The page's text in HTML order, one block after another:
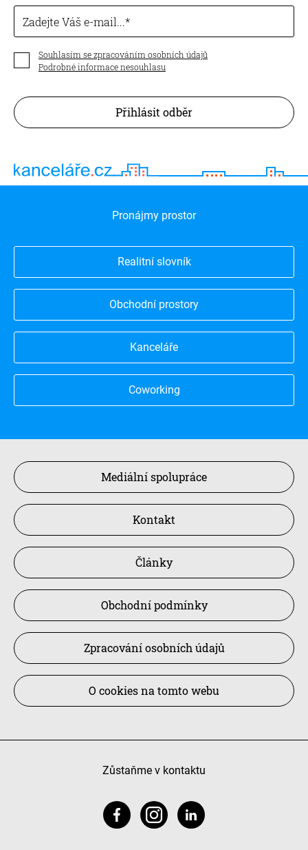
Zadejte Váš e-mail...
Souhlasím se zpracováním osobních údajů
Podrobné informace nesouhlasu
Přihlásit odběr
Pronájmy prostor
Realitní slovník
Obchodní prostory
Kanceláře
Coworking
Mediální spolupráce
Kontakt
Články
Obchodní podmínky
Zpracování osobních údajů
O cookies na tomto webu
Zůstaňme v kontaktu